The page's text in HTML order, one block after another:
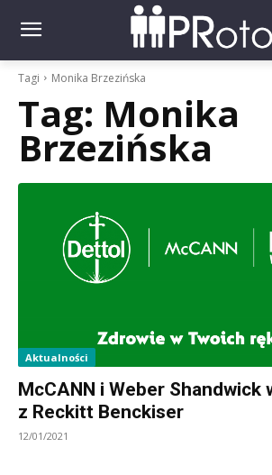
Tagi Monika Brzezińska
Tag: Monika
Brzezińska
Aktualności
McCANN i Weber Shandwick
z Reckitt Benckiser
12/01/2021